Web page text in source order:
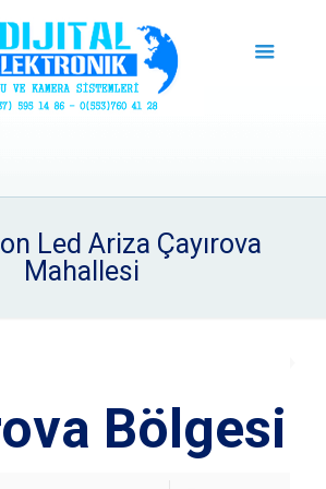
Led Ariza Çayırova
Mahallesi
Bölgesi